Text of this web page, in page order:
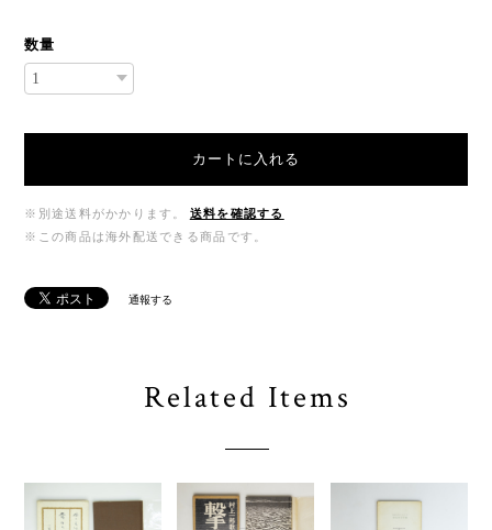
数量
カートに入れる
※別途送料がかかります。
送料を確認する
※この商品は海外配送できる商品です。
通報する
Related Items